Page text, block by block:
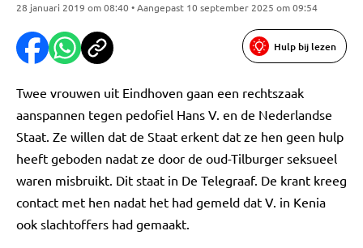
28 januari 2019 om 08:40 • Aangepast 10 september 2025 om 09:54
Hulp bij lezen
Twee vrouwen uit Eindhoven gaan een rechtszaak
aanspannen tegen pedofiel Hans V. en de Nederlandse
Staat. Ze willen dat de Staat erkent dat ze hen geen hulp
heeft geboden nadat ze door de oud-Tilburger seksueel
waren misbruikt. Dit staat in De Telegraaf. De krant kreeg
contact met hen nadat het had gemeld dat V. in Kenia
ook slachtoffers had gemaakt.